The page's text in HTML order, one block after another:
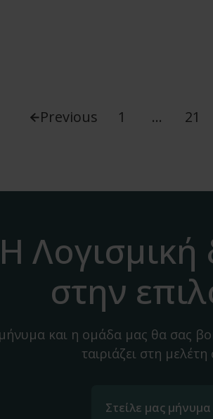
Previous 1 … 21
Λογισμική
στην
και η ομάδα μας θα σας
ταιριάζει στη μελέτη
Στείλε μας μήνυμα